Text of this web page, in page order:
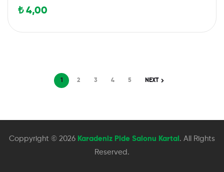
₺4,00
1 2 3 4 5 NEXT
Coppyright © 2026 Karadeniz Pide Salonu Kartal . All Rights
Reserved.